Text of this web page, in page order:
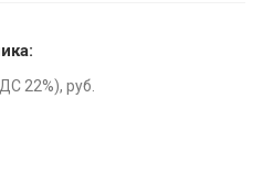
22%), руб.